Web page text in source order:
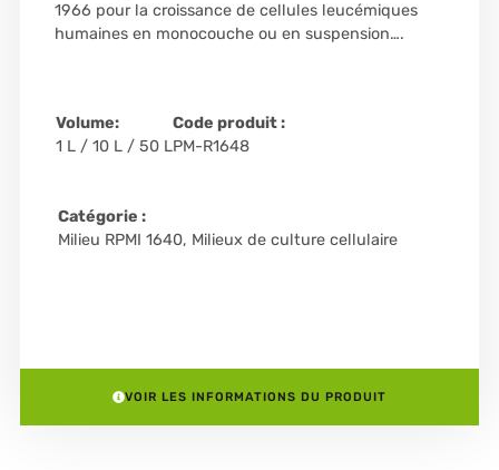
1966 pour la croissance de cellules leucémiques
humaines en monocouche ou en suspension….
Volume:
1 L / 10 L / 50 L
Code produit :
PM-R1648
Catégorie :
Milieu RPMI 1640, Milieux de culture cellulaire
VOIR LES INFORMATIONS DU PRODUIT